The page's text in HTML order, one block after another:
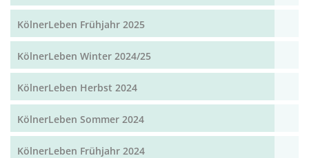
KölnerLeben Frühjahr 2025
KölnerLeben Winter 2024/25
KölnerLeben Herbst 2024
KölnerLeben Sommer 2024
KölnerLeben Frühjahr 2024